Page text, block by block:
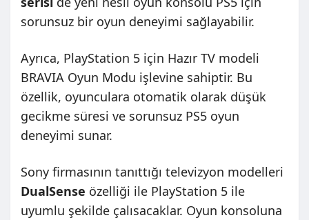
sorunsuz bir oyun deneyimi sağlayabilir.
Ayrıca, PlayStation 5 için Hazır TV modeli
BRAVIA Oyun Modu işlevine sahiptir. Bu
özellik, oyunculara otomatik olarak düşük
gecikme süresi ve sorunsuz PS5 oyun
deneyimi sunar.
Sony firmasının tanıttığı televizyon modelleri
DualSense özelliği ile PlayStation 5 ile
uyumlu şekilde çalısacaklar. Oyun konsoluna